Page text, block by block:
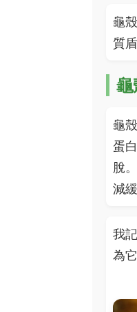
龜
質
龜
龜
蛋
脫
減
我
為